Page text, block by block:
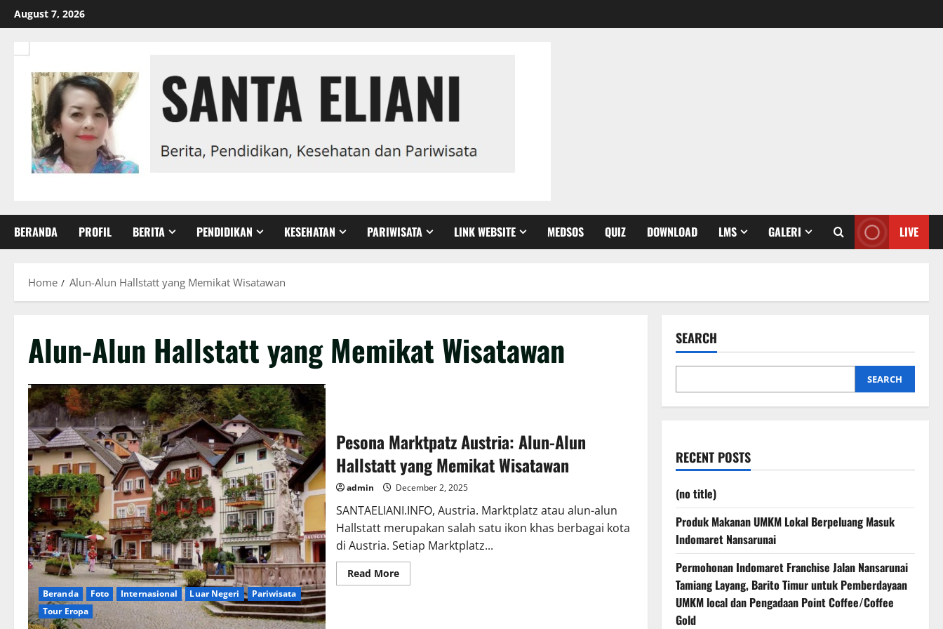
Skip
to
content
August 7, 2026
BERANDA PROFIL BERITA PENDIDIKAN KESEHATAN PARIWISATA LINK WEBSITE MEDSOS QUIZ DOWNLOAD LMS GALERI LIVE
Home Alun-Alun Hallstatt yang Memikat Wisatawan
Alun-Alun Hallstatt yang Memikat Wisatawan
Beranda Foto Internasional Luar Negeri
Pariwisata
Tour Eropa
Pesona Marktpatz Austria: Alun-Alun
Hallstatt yang Memikat Wisatawan
admin December 2, 2025
SANTAELIANI.INFO, Austria. Marktplatz atau alun-alun
Hallstatt merupakan salah satu ikon khas berbagai kota
di Austria. Setiap Marktplatz...
Read MoreRead
more
SEARCH
SEARCH
RECENT POSTS
(no title)
Produk Makanan UMKM Lokal Berpeluang Masuk
Indomaret Nansarunai
Permohonan Indomaret Franchise Jalan Nansarunai
Tamiang Layang, Barito Timur untuk Pemberdayaan
UMKM local dan Pengadaan Point Coffee/Coffee
Gold